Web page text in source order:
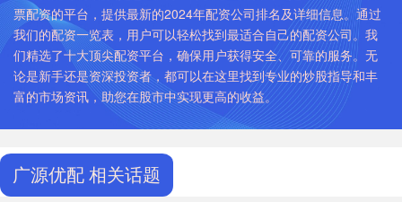
票配资的平台，提供最新的2024年配资公司排名及详细信息。通过
我们的配资一览表，用户可以轻松找到最适合自己的配资公司。我
们精选了十大顶尖配资平台，确保用户获得安全、可靠的服务。无
论是新手还是资深投资者，都可以在这里找到专业的炒股指导和丰
富的市场资讯，助您在股市中实现更高的收益。
广源优配 相关话题